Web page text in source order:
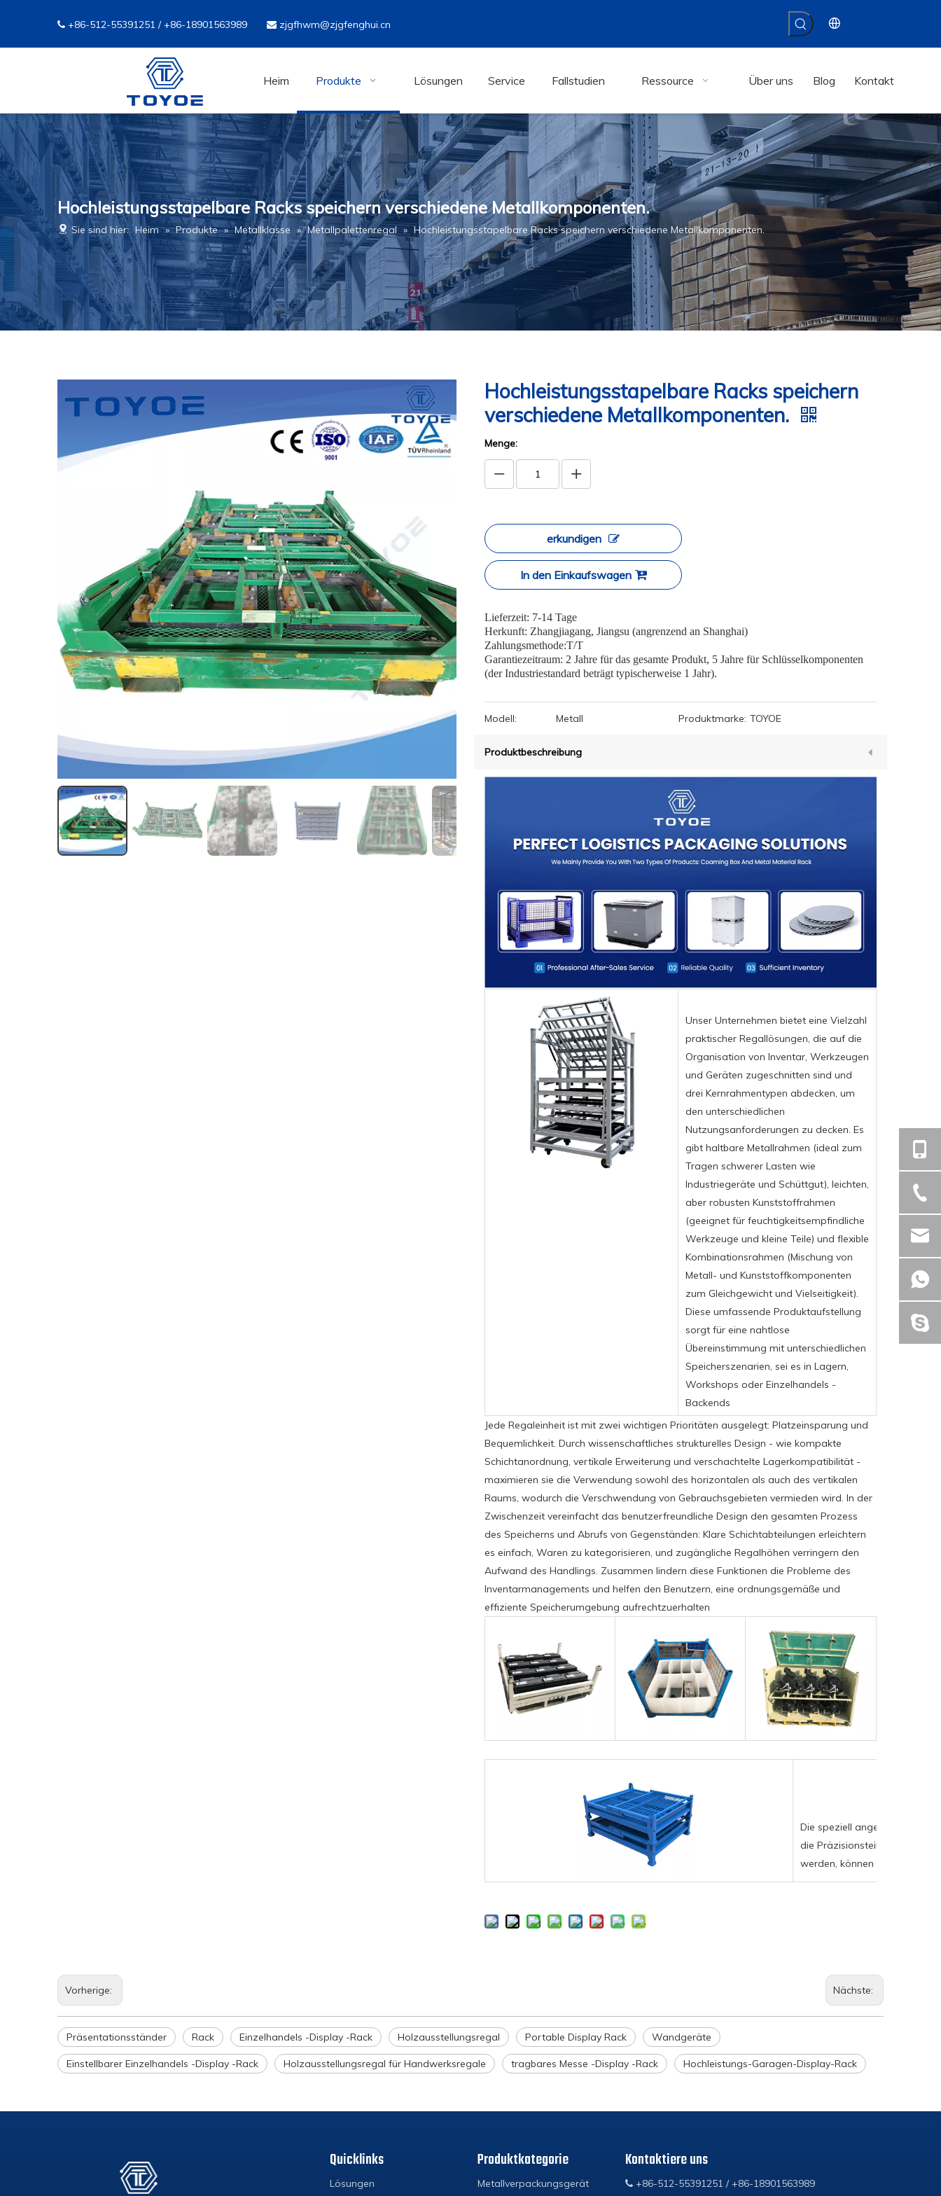
 +86-512-55391251 / +86-18901563989  zjgfhwm@zjgfenghui.cn
Heim Produkte Lösungen Service Fallstudien Ressource Über uns Blog Kontakt
Hochleistungsstapelbare Racks speichern verschiedene Metallkomponenten.
Sie sind hier: Heim » Produkte » Metallklasse » Metallpalettenregal » Hochleistungsstapelbare Racks speichern verschiedene Metallkomponenten.
Hochleistungsstapelbare Racks speichern
verschiedene Metallkomponenten.
Menge:
erkundigen
In den Einkaufswagen
Lieferzeit: 7-14 Tage
Herkunft: Zhangjiagang, Jiangsu (angrenzend an Shanghai)
Zahlungsmethode:T/T
Garantiezeitraum: 2 Jahre für das gesamte Produkt, 5 Jahre für Schlüsselkomponenten
(der Industriestandard beträgt typischerweise 1 Jahr).
Modell: Metall Produktmarke: TOYOE
Produktbeschreibung
Unser Unternehmen bietet eine Vielzahl
praktischer Regallösungen, die auf die
Organisation von Inventar, Werkzeugen
und Geräten zugeschnitten sind und
drei Kernrahmentypen abdecken, um
den unterschiedlichen
Nutzungsanforderungen zu decken. Es
gibt haltbare Metallrahmen (ideal zum
Tragen schwerer Lasten wie
Industriegeräte und Schüttgut), leichten,
aber robusten Kunststoffrahmen
(geeignet für feuchtigkeitsempfindliche
Werkzeuge und kleine Teile) und flexible
Kombinationsrahmen (Mischung von
Metall- und Kunststoffkomponenten
zum Gleichgewicht und Vielseitigkeit).
Diese umfassende Produktaufstellung
sorgt für eine nahtlose
Übereinstimmung mit unterschiedlichen
Speicherszenarien, sei es in Lagern,
Workshops oder Einzelhandels -
Backends
Jede Regaleinheit ist mit zwei wichtigen Prioritäten ausgelegt: Platzeinsparung und
Bequemlichkeit. Durch wissenschaftliches strukturelles Design - wie kompakte
Schichtanordnung, vertikale Erweiterung und verschachtelte Lagerkompatibilität -
maximieren sie die Verwendung sowohl des horizontalen als auch des vertikalen
Raums, wodurch die Verschwendung von Gebrauchsgebieten vermieden wird. In der
Zwischenzeit vereinfacht das benutzerfreundliche Design den gesamten Prozess
des Speicherns und Abrufs von Gegenständen: Klare Schichtabteilungen erleichtern
es einfach, Waren zu kategorisieren, und zugängliche Regalhöhen verringern den
Aufwand des Handlings. Zusammen lindern diese Funktionen die Probleme des
Inventarmanagements und helfen den Benutzern, eine ordnungsgemäße und
effiziente Speicherumgebung aufrechtzuerhalten
Die speziell angefertigte
die Präzisionsteile eng.
werden, können sie direkt
Vorherige: Nächste:
Präsentationsständer Rack Einzelhandels -Display -Rack Holzausstellungsregal Portable Display Rack Wandgeräte
Einstellbarer Einzelhandels -Display -Rack Holzausstellungsregal für Handwerksregale tragbares Messe -Display -Rack Hochleistungs-Garagen-Display-Rack
Quicklinks
Lösungen
Produktkategorie
Metallverpackungsgerät
Kontaktiere uns
+86-512-55391251 / +86-18901563989